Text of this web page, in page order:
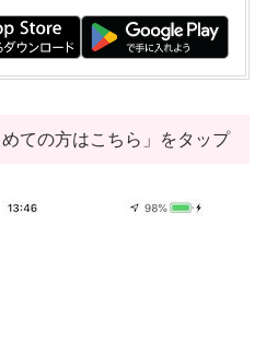
ての方はこちら」をタップ